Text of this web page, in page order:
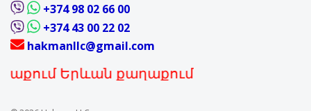
+374 98 02 66 00
+374 43 00 22 02
hakmanllc@gmail.com
Երևան քաղաքում